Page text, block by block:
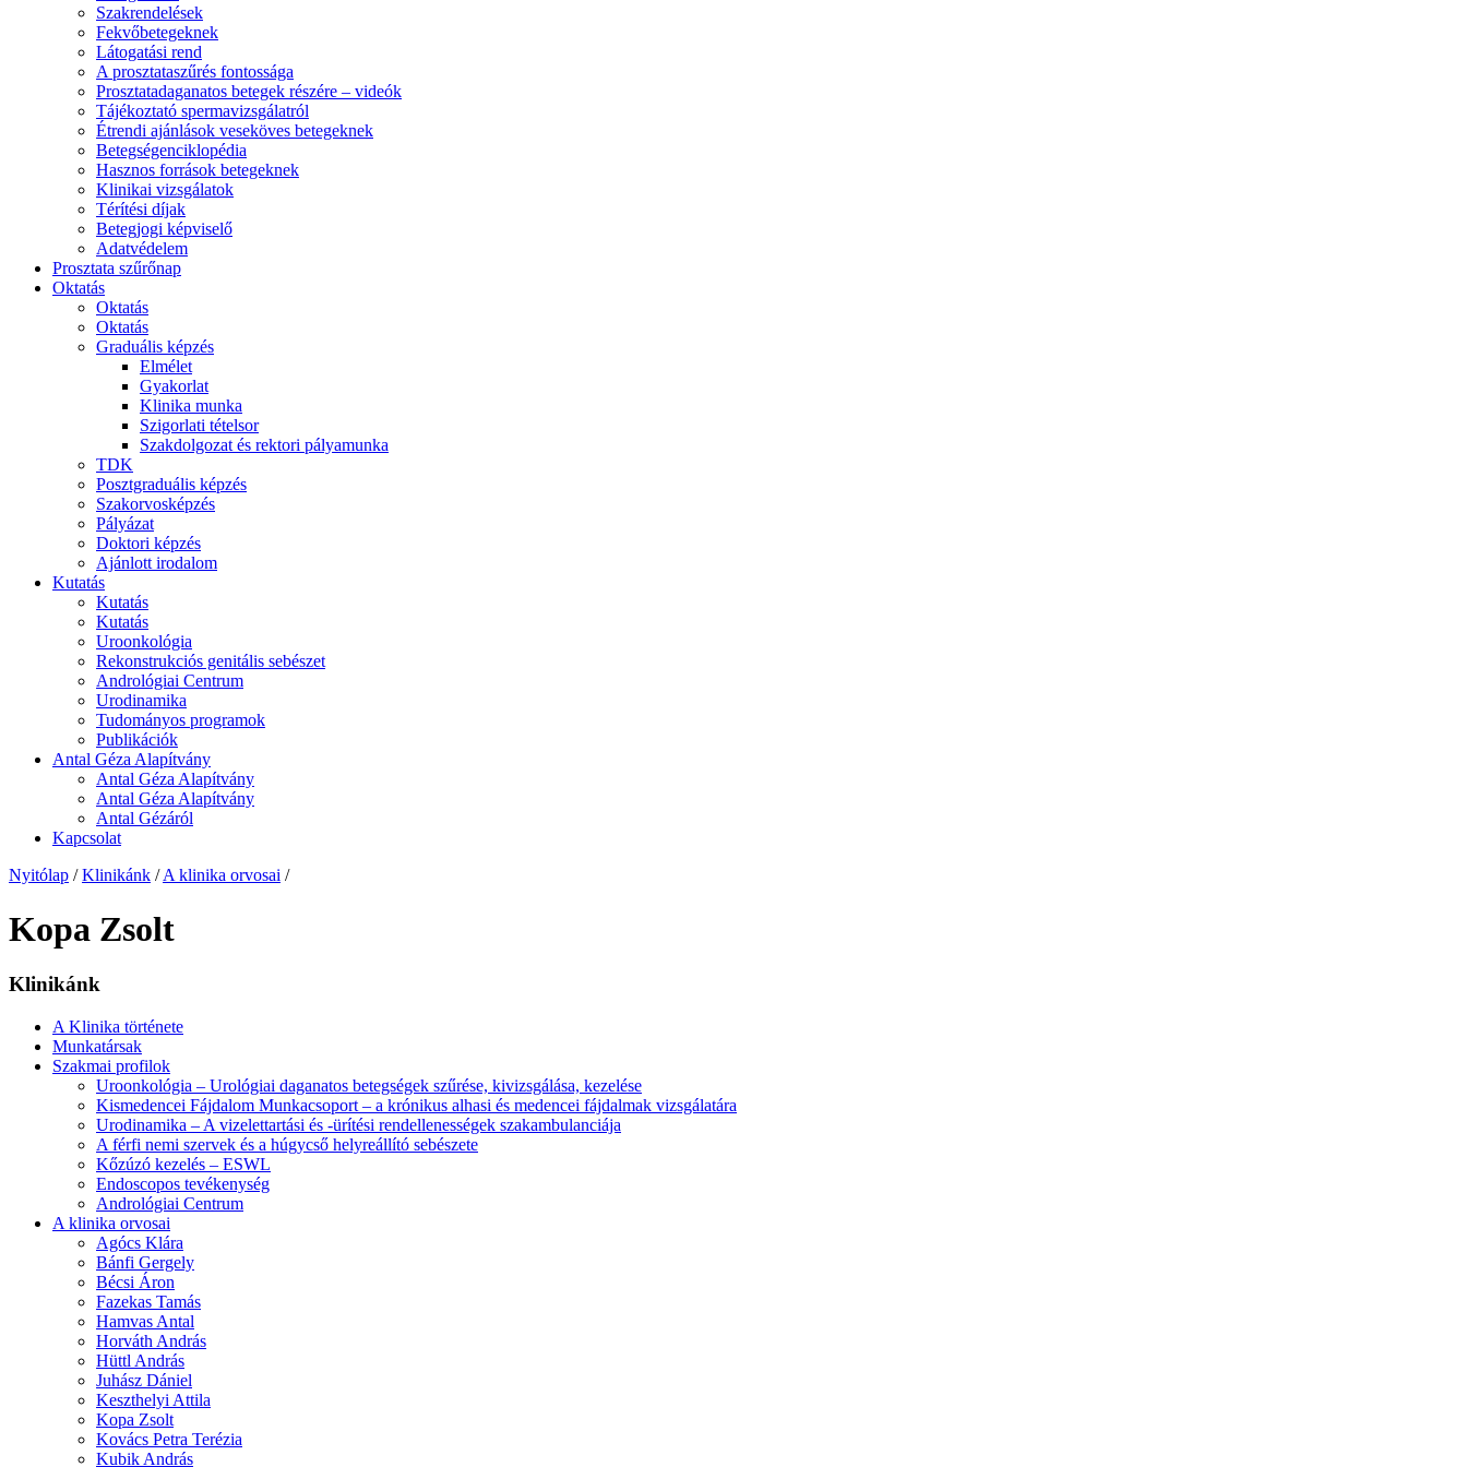
Szakrendelések
Fekvőbetegeknek
Látogatási rend
A prosztataszűrés fontossága
Prosztatadaganatos betegek részére – videók
Tájékoztató spermavizsgálatról
Étrendi ajánlások veseköves betegeknek
Betegségenciklopédia
Hasznos források betegeknek
Klinikai vizsgálatok
Térítési díjak
Betegjogi képviselő
Adatvédelem
Prosztata szűrőnap
Oktatás
Oktatás
Oktatás
Graduális képzés
Elmélet
Gyakorlat
Klinika munka
Szigorlati tételsor
Szakdolgozat és rektori pályamunka
TDK
Posztgraduális képzés
Szakorvosképzés
Pályázat
Doktori képzés
Ajánlott irodalom
Kutatás
Kutatás
Kutatás
Uroonkológia
Rekonstrukciós genitális sebészet
Andrológiai Centrum
Urodinamika
Tudományos programok
Publikációk
Antal Géza Alapítvány
Antal Géza Alapítvány
Antal Géza Alapítvány
Antal Gézáról
Kapcsolat
Nyitólap / Klinikánk / A klinika orvosai /
Kopa Zsolt
Klinikánk
A Klinika története
Munkatársak
Szakmai profilok
Uroonkológia – Urológiai daganatos betegségek szűrése, kivizsgálása, kezelése
Kismedencei Fájdalom Munkacsoport – a krónikus alhasi és medencei fájdalmak vizsgálatára
Urodinamika – A vizelettartási és -ürítési rendellenességek szakambulanciája
A férfi nemi szervek és a húgycső helyreállító sebészete
Kőzúzó kezelés – ESWL
Endoscopos tevékenység
Andrológiai Centrum
A klinika orvosai
Agócs Klára
Bánfi Gergely
Bécsi Áron
Fazekas Tamás
Hamvas Antal
Horváth András
Hüttl András
Juhász Dániel
Keszthelyi Attila
Kopa Zsolt
Kovács Petra Terézia
Kubik András